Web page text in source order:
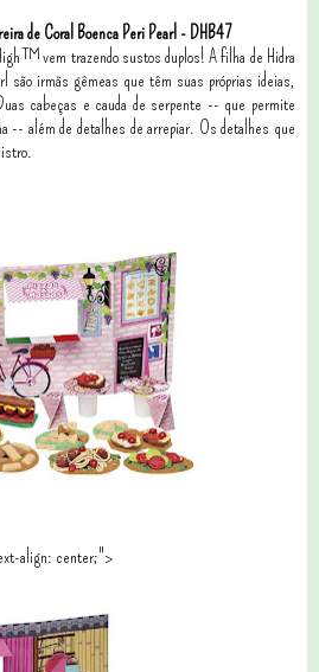
de Coral Boenca Peri Pearl - DHB47
vem trazendo sustos duplos! A filha de Hidra
são irmãs gêmeas que têm suas próprias ideias,
cabeças e cauda de serpente -- que permite
-- além de detalhes de arrepiar. Os detalhes que
align: center;">